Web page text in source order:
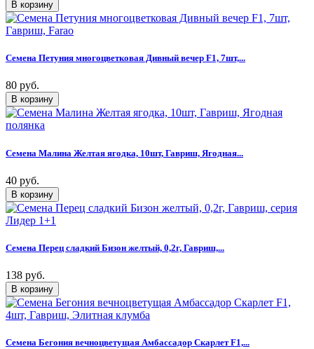
Семена Петуния многоцветковая Дивный вечер F1, 7шт,...
80 руб.
Семена Малина Желтая ягодка, 10шт, Гавриш, Ягодная...
40 руб.
Семена Перец сладкий Бизон желтый, 0,2г, Гавриш,...
138 руб.
Семена Бегония вечноцветущая Амбассадор Скарлет F1,...